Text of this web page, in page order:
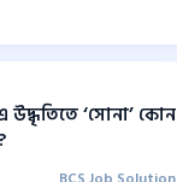
উদ্ধৃতিতে ‘সোনা’ কোন